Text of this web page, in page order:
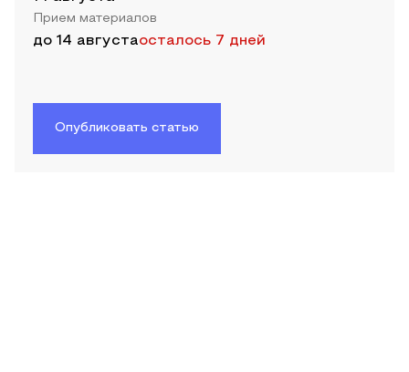
Прием материалов
до 14 августаосталось 7 дней
Опубликовать статью